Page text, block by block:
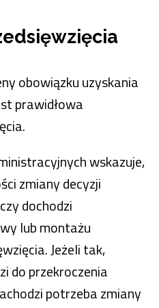
obowiązku uzyskania
prawidłowa
wskazuje,
zmiany decyzji
dochodzi
lub montażu
Jeżeli tak,
do przekroczenia
potrzeba zmiany